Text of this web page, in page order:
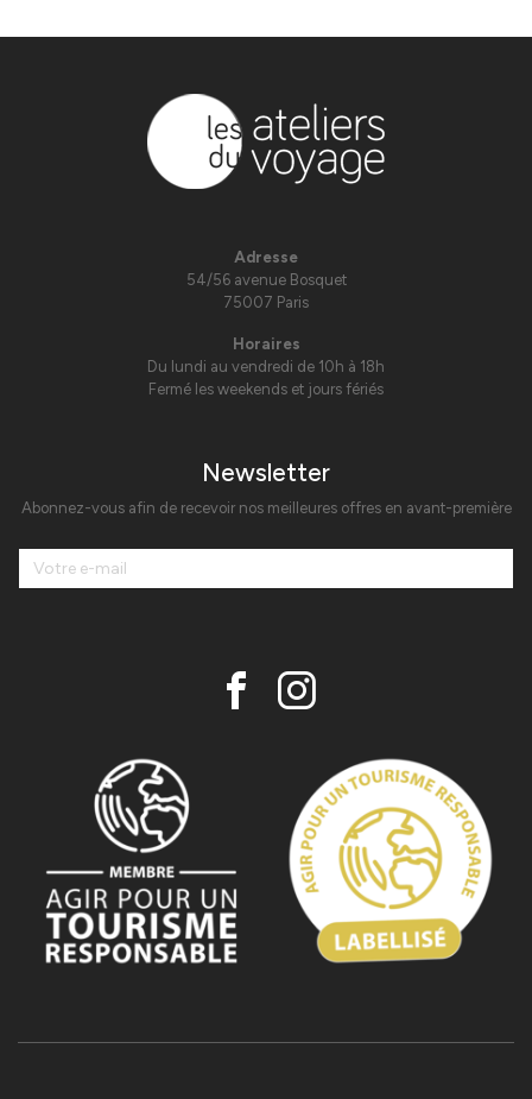
Adresse
54/56 avenue Bosquet
75007 Paris
Horaires
Du lundi au vendredi de 10h à 18h
Fermé les weekends et jours fériés
Newsletter
Abonnez-vous afin de recevoir nos meilleures offres en avant-première